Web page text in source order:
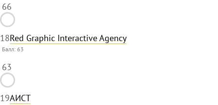
66
18Red Graphic Interactive Agency
Балл:63
63
19АИСТ